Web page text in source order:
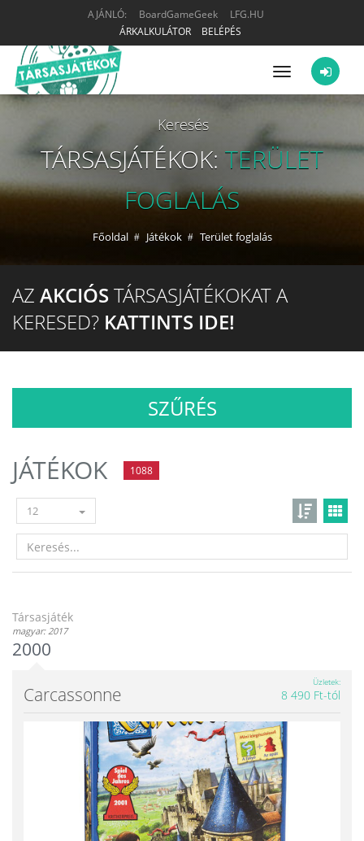
AJÁNLÓ: BoardGameGeek
LFG.HU
ÁRKALKULÁTOR
BELÉPÉS
Menü
Keresés
TÁRSASJÁTÉKOK: TERÜLET
FOGLALÁS
Főoldal Játékok Terület foglalás
AZ AKCIÓSTÁRSASJÁTÉKOKAT A
KERESED? KATTINTS IDE!
SZŰRÉS
JÁTÉKOK 1088
12
Társasjáték
magyar: 2017
2000
Carcassonne
Üzletek
8 490 Ft-tól